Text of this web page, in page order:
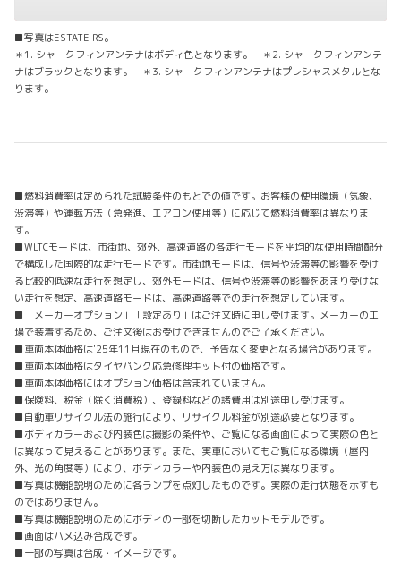
■写真はESTATE RS。
＊1. シャークフィンアンテナはボディ色となります。 ＊2. シャークフィンアンテ
ナはブラックとなります。 ＊3. シャークフィンアンテナはプレシャスメタルとな
ります。
■燃料消費率は定められた試験条件のもとでの値です。お客様の使用環境（気象、
渋滞等）や運転方法（急発進、エアコン使用等）に応じて燃料消費率は異なりま
す。
■WLTCモードは、市街地、郊外、高速道路の各走行モードを平均的な使用時間配分
で構成した国際的な走行モードです。市街地モードは、信号や渋滞等の影響を受け
る比較的低速な走行を想定し、郊外モードは、信号や渋滞等の影響をあまり受けな
い走行を想定、高速道路モードは、高速道路等での走行を想定しています。
■「メーカーオプション」「設定あり」はご注文時に申し受けます。メーカーの工
場で装着するため、ご注文後はお受けできませんのでご了承ください。
■車両本体価格は'25年11月現在のもので、予告なく変更となる場合があります。
■車両本体価格はタイヤパンク応急修理キット付の価格です。
■車両本体価格にはオプション価格は含まれていません。
■保険料、税金（除く消費税）、登録料などの諸費用は別途申し受けます。
■自動車リサイクル法の施行により、リサイクル料金が別途必要となります。
■ボディカラーおよび内装色は撮影の条件や、ご覧になる画面によって実際の色と
は異なって見えることがあります。また、実車においてもご覧になる環境（屋内
外、光の角度等）により、ボディカラーや内装色の見え方は異なります。
■写真は機能説明のために各ランプを点灯したものです。実際の走行状態を示すも
のではありません。
■写真は機能説明のためにボディの一部を切断したカットモデルです。
■画面はハメ込み合成です。
■一部の写真は合成・イメージです。